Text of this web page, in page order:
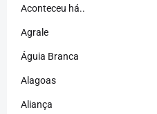
Aconteceu há..
Agrale
Águia Branca
Alagoas
Aliança